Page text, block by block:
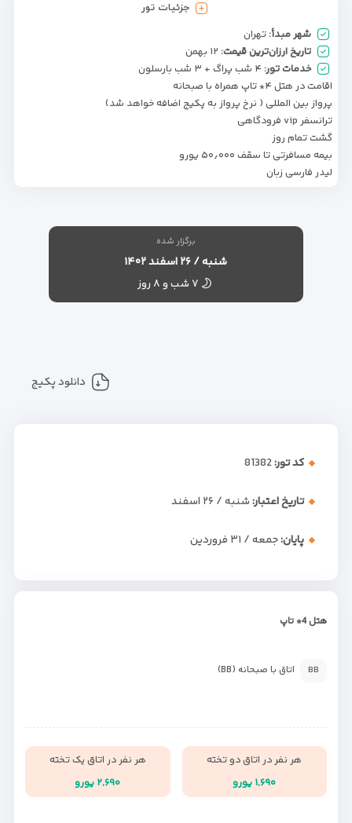
جزئیات تور
شهر مبدأ: تهران
تاریخ ارزان‌ترین قیمت: ۱۲ بهمن
خدمات تور: ۴ شب پراگ + ۳ شب بارسلون
اقامت در هتل ۴* تاپ همراه با صبحانه
پرواز بین المللی ( نرخ پرواز به پکیج اضافه خواهد شد)
ترانسفر vip فرودگاهی
گشت تمام روز
بیمه مسافرتی تا سقف ۵۰٫۰۰۰ یورو
لیدر فارسی زبان
برگزار شده
شنبه / ۲۶ اسفند ۱۴۰۲
۷ شب و ۸ روز
دانلود پکیج
کد تور:81382
تاریخ اعتبار:شنبه / ۲۶ اسفند
پایان:جمعه / ۳۱ فروردین
هتل 4* تاپ
BB اتاق با صبحانه (BB)
هر نفر در اتاق دو تخته
۱,۶۹۰ یورو
هر نفر در اتاق یک تخته
۲,۶۹۰ یورو